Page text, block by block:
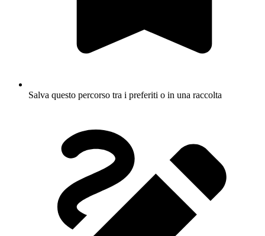
Salva questo percorso tra i preferiti o in una raccolta